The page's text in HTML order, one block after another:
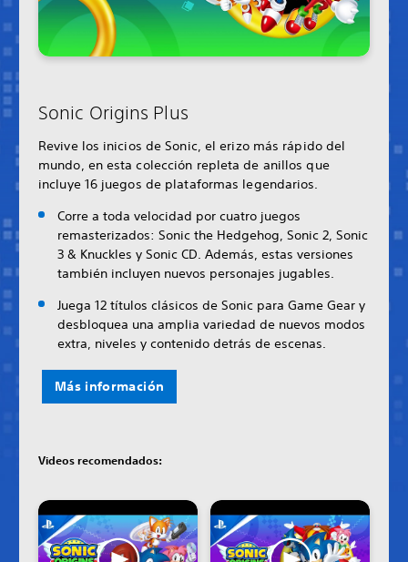
Sonic Origins Plus
Revive los inicios de Sonic, el erizo más rápido del
mundo, en esta colección repleta de anillos que
incluye 16 juegos de plataformas legendarios.
Corre a toda velocidad por cuatro juegos
remasterizados: Sonic the Hedgehog, Sonic 2, Sonic
3 & Knuckles y Sonic CD. Además, estas versiones
también incluyen nuevos personajes jugables.
Juega 12 títulos clásicos de Sonic para Game Gear y
desbloquea una amplia variedad de nuevos modos
extra, niveles y contenido detrás de escenas.
Más información
Videos recomendados: